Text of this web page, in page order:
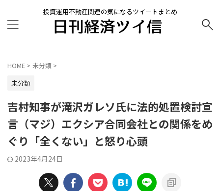
投資運用不動産関連の気になるツイートまとめ
HOME > 未分類 >
未分類
吉村知事が滝沢ガレソ氏に法的処置検討宣
言（マジ）エクシア合同会社との関係をめ
ぐり「全くない」と怒り心頭
2023年4月24日